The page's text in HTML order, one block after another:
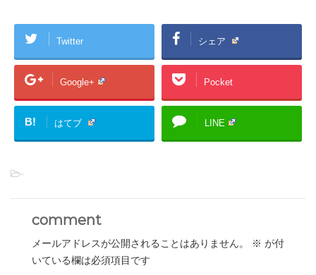
Twitter シェア
Google+ Pocket
B! はてブ LINE
-
comment
メールアドレスが公開されることはありません。 ※ が付
いている欄は必須項目です